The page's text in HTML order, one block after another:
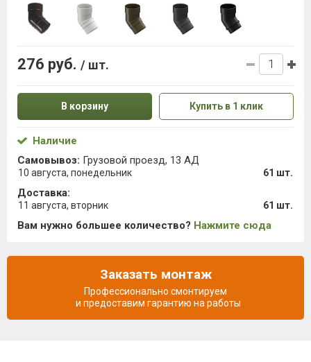
276 руб. / шт.
В корзину Купить в 1 клик
Наличие
Самовывоз: Грузовой проезд, 13 АД
10 августа, понедельник 61 шт.
Доставка:
11 августа, вторник 61 шт.
Вам нужно большее количество? Нажмите сюда
Заказать монтаж
Профессионально смонтируем
и предоставим гарантию на работы